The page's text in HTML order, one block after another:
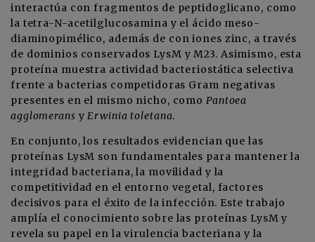
interactúa con fragmentos de peptidoglicano, como
la tetra-N-acetilglucosamina y el ácido meso-
diaminopimélico, además de con iones zinc, a través
de dominios conservados LysM y M23. Asimismo, esta
proteína muestra actividad bacteriostática selectiva
frente a bacterias competidoras Gram negativas
presentes en el mismo nicho, como Pantoea
agglomerans yErwinia toletana.
En conjunto, los resultados evidencian que las
proteínas LysM son fundamentales para mantener la
integridad bacteriana, la movilidad y la
competitividad en el entorno vegetal, factores
decisivos para el éxito de la infección. Este trabajo
amplía el conocimiento sobre las proteínas LysM y
revela su papel en la virulencia bacteriana y la